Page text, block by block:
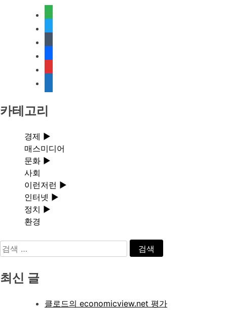
document
카테고리
경제 ►
매스미디어
문화 ►
사회
이런저런 ►
인터넷 ►
정치 ►
환경
검
색:
최신 글
클로드의 economicview.net 평가